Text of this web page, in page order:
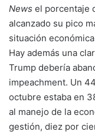
News el porcentaje
alcanzado su pico
situación
Hay además una
Trump debería
impeachment. Un
octubre estaba en
al manejo de la
gestión, diez por